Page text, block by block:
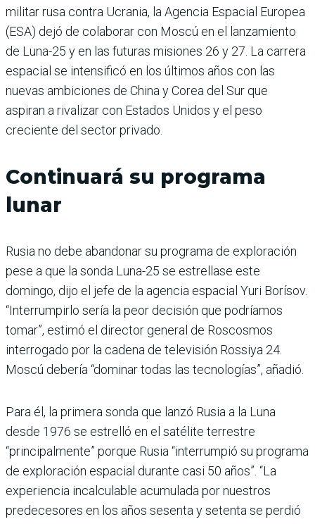
militar rusa contra Ucrania, la Agencia Espacial Europea
(ESA) dejó de colaborar con Moscú en el lanzamiento
de Luna-25 y en las futuras misiones 26 y 27. La carrera
espacial se intensificó en los últimos años con las
nuevas ambiciones de China y Corea del Sur que
aspiran a rivalizar con Estados Unidos y el peso
creciente del sector privado.
Continuará su programa
lunar
Rusia no debe abandonar su programa de exploración
pese a que la sonda Luna-25 se estrellase este
domingo, dijo el jefe de la agencia espacial Yuri Borísov.
“Interrumpirlo sería la peor decisión que podríamos
tomar”, estimó el director general de Roscosmos
interrogado por la cadena de televisión Rossiya 24.
Moscú debería “dominar todas las tecnologías”, añadió.
Para él, la primera sonda que lanzó Rusia a la Luna
desde 1976 se estrelló en el satélite terrestre
“principalmente” porque Rusia “interrumpió su programa
de exploración espacial durante casi 50 años”. “La
experiencia incalculable acumulada por nuestros
predecesores en los años sesenta y setenta se perdió